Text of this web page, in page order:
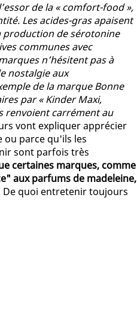
de la « comfort-food »,
Les acides-gras apaisent
production de sérotonine
communes avec
n’hésitent pas à
nostalgie aux
de la marque Bonne
par « Kinder Maxi,
renvoient carrément au
vont expliquer apprécier
ou parce qu'ils les
sont parfois très
certaines marques, comme
aux parfums de madeleine,
De quoi entretenir toujours